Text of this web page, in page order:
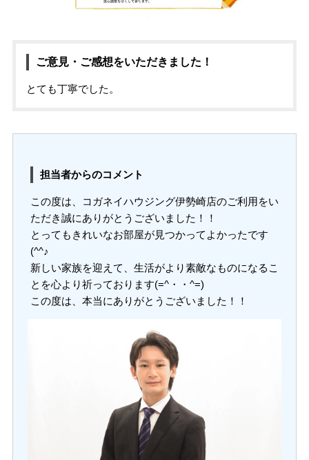
ご意見・ご感想をいただきました！
とても丁寧でした。
担当者からのコメント
この度は、コガネイハウジング伊勢崎店のご利用をい
ただき誠にありがとうございました！！
とってもきれいなお部屋が見つかってよかったです
(^^♪
新しい家族を迎えて、生活がより素敵なものになるこ
とを心より祈っております(=^・・^=)
この度は、本当にありがとうございました！！